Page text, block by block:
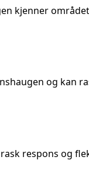
kjenner
og kan
respons og